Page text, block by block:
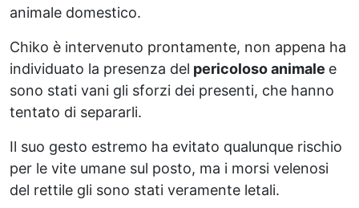
animale domestico.
Chiko è intervenuto prontamente, non appena ha
individuato la presenza del pericoloso animale e
sono stati vani gli sforzi dei presenti, che hanno
tentato di separarli.
Il suo gesto estremo ha evitato qualunque rischio
per le vite umane sul posto, ma i morsi velenosi
del rettile gli sono stati veramente letali.